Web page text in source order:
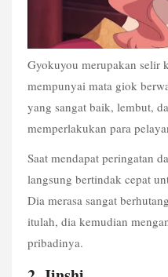
Gyokuyou merupakan selir
mempunyai mata giok
yang sangat baik, lembut,
memperlakukan para
Saat mendapat peringatan
langsung bertindak cepat
Dia merasa sangat
itulah, dia kemudian
pribadinya.